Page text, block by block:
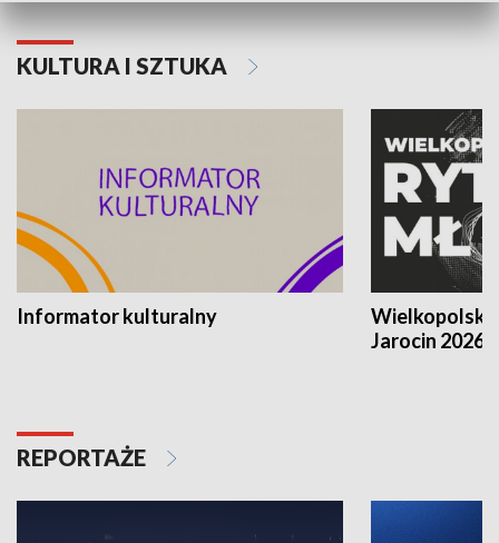
KULTURA I SZTUKA
Informator kulturalny
Jarocin 2026
REPORTAŻE